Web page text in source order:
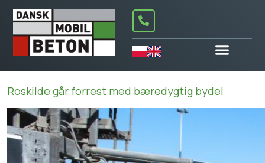
Roskilde går forrest med bæredygtig bydel